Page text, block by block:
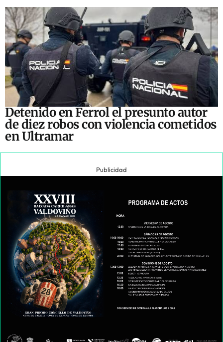
Detenido en Ferrol el presunto autor
de diez robos con violencia cometidos
en Ultramar
Publicidad